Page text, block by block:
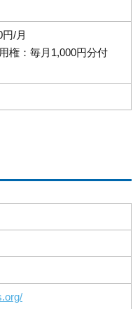
/月
権：毎月1,000円分付